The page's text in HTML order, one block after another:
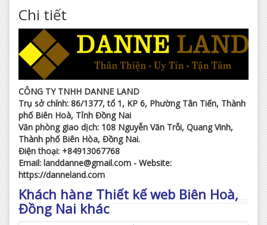
Chi tiết
CÔNG TY TNHH DANNE LAND
Trụ sở chính: 86/1377, tổ 1, KP 6, Phường Tân Tiến, Thành
phố Biên Hoà, Tỉnh Đồng Nai
Văn phòng giao dịch: 108 Nguyễn Văn Trỗi, Quang Vinh,
Thành phố Biên Hòa, Đồng Nai.
Điện thoại: +84913067768
Email: landdanne@gmail.com - Website:
https://danneland.com
Khách hàng Thiết kế web Biên Hoà,
Đồng Nai khác